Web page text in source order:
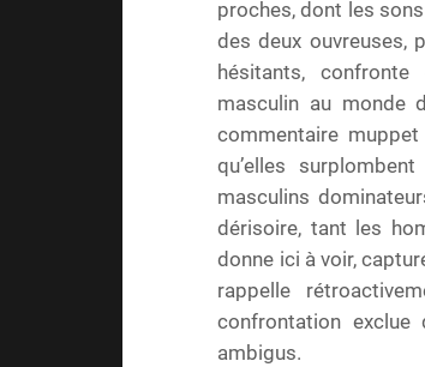
proches, dont les
des deux ouvreuses,
hésitants,
masculin au monde
commentaire
qu’elles
masculins
dérisoire, tant les
donne ici à voir,
rappelle
confrontation exclue
ambigus.